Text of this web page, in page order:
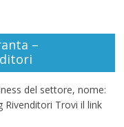
–
del settore, nome:
Rivenditori Trovi il link